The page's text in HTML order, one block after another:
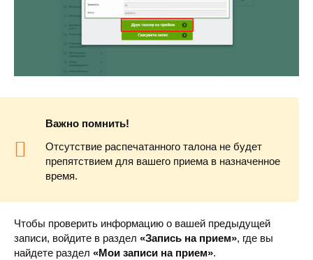
Важно помнить!
Отсутствие распечатанного талона не будет
препятствием для вашего приема в назначенное
время.
Чтобы проверить информацию о вашей предыдущей
записи, войдите в раздел «Запись на прием», где вы
найдете раздел «Мои записи на прием».